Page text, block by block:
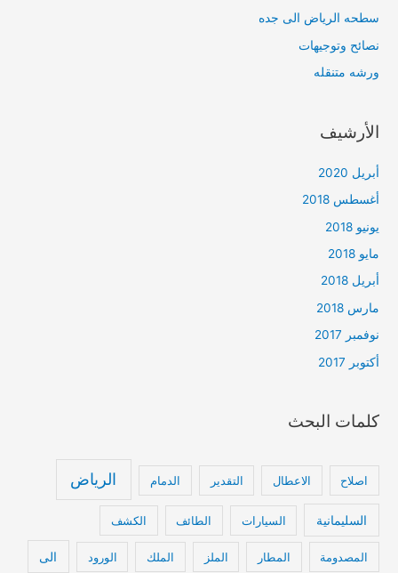
سطحه الرياض الى جده
نصائح وتوجيهات
ورشه متنقله
الأرشيف
أبريل 2020
أغسطس 2018
يونيو 2018
مايو 2018
أبريل 2018
مارس 2018
نوفمبر 2017
أكتوبر 2017
كلمات البحث
اصلاح الاعطال التقدير الدمام الرياض
السليمانية السيارات الطائف الكشف
المصدومة المطار الملز الملك الورود الى